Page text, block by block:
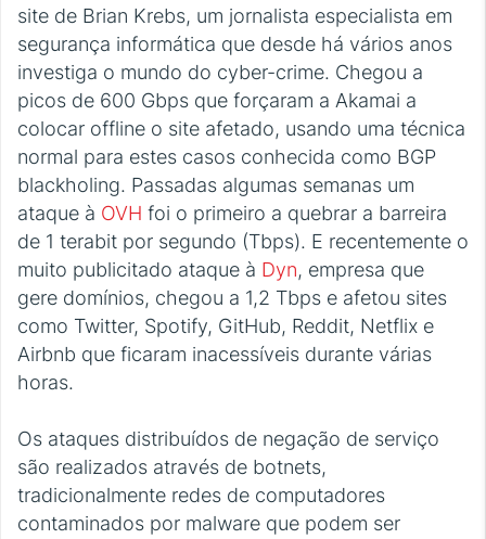
site de Brian Krebs, um jornalista especialista em
segurança informática que desde há vários anos
investiga o mundo do cyber-crime. Chegou a
picos de 600 Gbps que forçaram a Akamai a
colocar offline o site afetado, usando uma técnica
normal para estes casos conhecida como BGP
blackholing. Passadas algumas semanas um
ataque à OVH foi o primeiro a quebrar a barreira
de 1 terabit por segundo (Tbps). E recentemente o
muito publicitado ataque à Dyn, empresa que
gere domínios, chegou a 1,2 Tbps e afetou sites
como Twitter, Spotify, GitHub, Reddit, Netflix e
Airbnb que ficaram inacessíveis durante várias
horas.
Os ataques distribuídos de negação de serviço
são realizados através de botnets,
tradicionalmente redes de computadores
contaminados por malware que podem ser